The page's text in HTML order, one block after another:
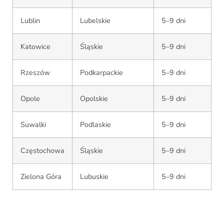
Lublin Lubelskie 5–9 dni
Katowice Śląskie 5–9 dni
Rzeszów Podkarpackie 5–9 dni
Opole Opolskie 5–9 dni
Suwalki Podlaskie 5–9 dni
Częstochowa Śląskie 5–9 dni
Zielona Góra Lubuskie 5–9 dni